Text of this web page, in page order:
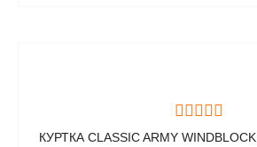
КУРТКА CLASSIC ARMY